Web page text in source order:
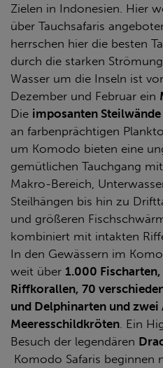
Zielen in Indonesien. Hier
über Tauchsafaris
herrschen hier die besten
durch die starken
Wasser um die Inseln ist
Dezember und Februar ein
Die imposanten Steilwände
an farbenprächtigen
um Komodo bieten eine
gemütlichen Tauchgang
Makro-Bereich,
Steilhängen bis hin zu
und größeren
kombiniert mit intakten
In den Gewässern im
weit über 1.000
Riffkorallen, 70
und Delphinarten und zwei
Meeresschildkröten . Ein
Besuch der legendären
Komodo Safaris beginnen